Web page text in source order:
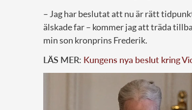
– Jag har beslutat att nu är rätt
älskade far – kommer jag att träda
min son kronprins Frederik.
LÄS MER: Kungens nya beslut kring